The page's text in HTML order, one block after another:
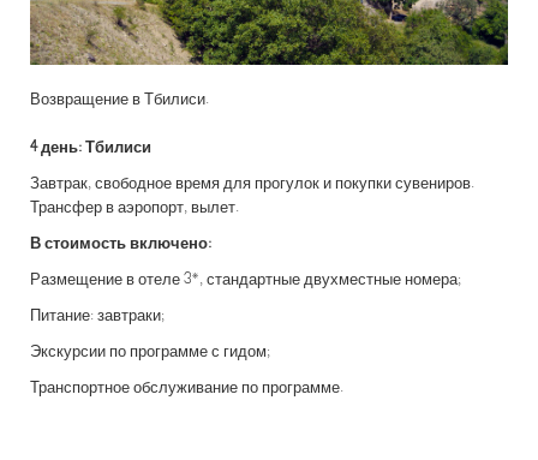
Возвращение в Тбилиси.
4 день: Тбилиси
Завтрак, свободное время для прогулок и покупки сувениров.
Трансфер в аэропорт, вылет.
В стоимость включено:
Размещение в отеле 3*, стандартные двухместные номера;
Питание: завтраки;
Экскурсии по программе с гидом;
Транспортное обслуживание по программе.